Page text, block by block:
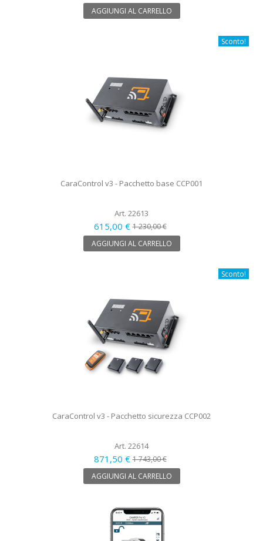
AGGIUNGI AL CARRELLO
Sconto!
CaraControl v3 - Pacchetto base CCP001
Art. 22613
615,00 €1 230,00 €
AGGIUNGI AL CARRELLO
Sconto!
CaraControl v3 - Pacchetto sicurezza CCP002
Art. 22614
871,50 €1 743,00 €
AGGIUNGI AL CARRELLO